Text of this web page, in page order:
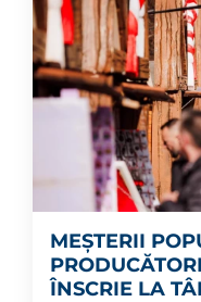
MEȘTERII
ÎNSCRIE LA